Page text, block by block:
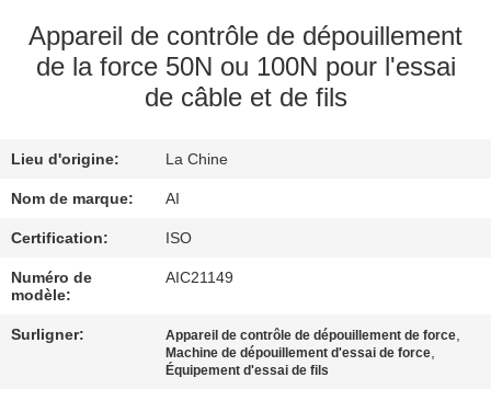
VISITE
D'USINE
DE
QUALITÉ
CONTACTEZ-
NOUS
NOUVELLES
Appareil de contrôle de dépouillement
de la force 50N ou 100N pour l'essai
de câble et de fils
Lieu d'origine: La Chine
Nom de marque: AI
Certification: ISO
Numéro de
modèle:
AIC21149
Surligner: Appareil de contrôle de dépouillement de force,
Machine de dépouillement d'essai de force,
Équipement d'essai de fils